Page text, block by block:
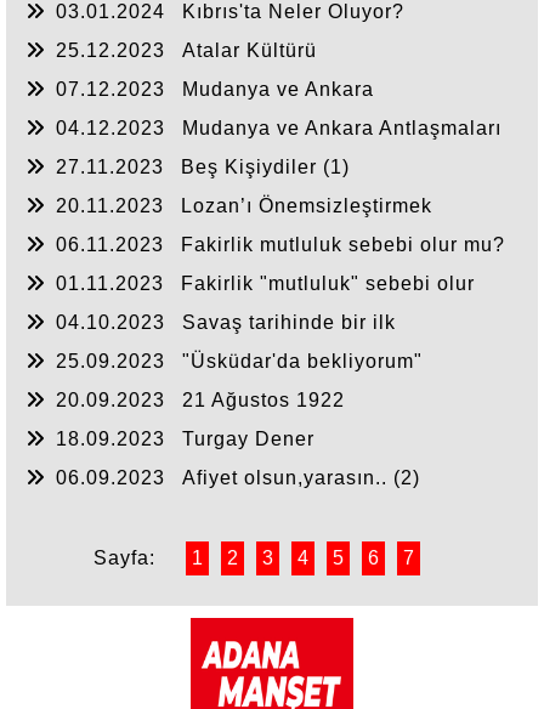
03.01.2024
Kıbrıs'ta Neler Oluyor?
25.12.2023
Atalar Kültürü
07.12.2023
Mudanya ve Ankara
04.12.2023
Mudanya ve Ankara Antlaşmaları
27.11.2023
Beş Kişiydiler (1)
20.11.2023
Lozan’ı Önemsizleştirmek
06.11.2023
Fakirlik mutluluk sebebi olur mu?
01.11.2023
Fakirlik "mutluluk" sebebi olur
04.10.2023
Savaş tarihinde bir ilk
25.09.2023
"Üsküdar'da bekliyorum"
20.09.2023
21 Ağustos 1922
18.09.2023
Turgay Dener
06.09.2023
Afiyet olsun,yarasın.. (2)
Sayfa: 1 2 3 4 5 6 7